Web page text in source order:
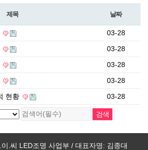
제목 날짜
03-28
03-28
03-28
03-28
현황
03-28
.씨 LED조명 사업부 / 대표자명: 김종대